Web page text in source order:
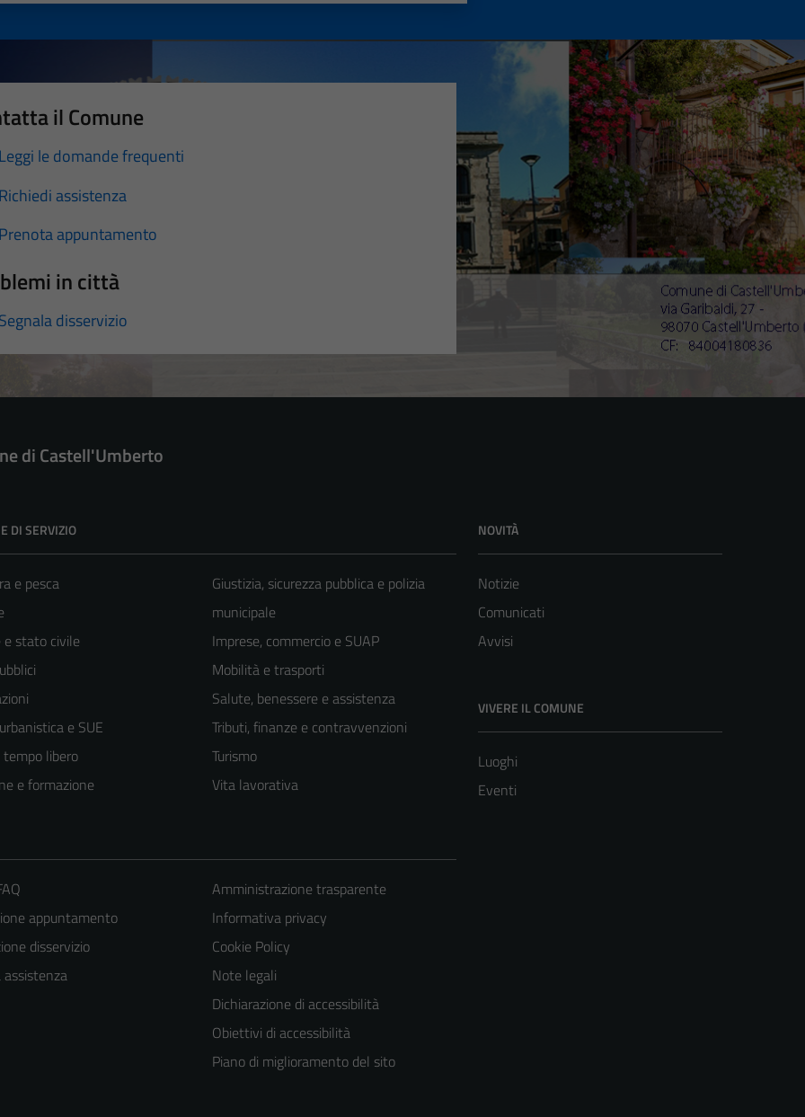
il Comune
le domande frequenti
assistenza
appuntamento
in città
disservizio
di Castell'Umberto
DI SERVIZIO
e pesca
e stato civile
e SUE
libero
e formazione
Giustizia, sicurezza pubblica e polizia
municipale
Imprese, commercio e SUAP
Mobilità e trasporti
Salute, benessere e assistenza
Tributi, finanze e contravvenzioni
Turismo
Vita lavorativa
NOVITÀ
Notizie
Comunicati
Avvisi
VIVERE IL COMUNE
Luoghi
Eventi
appuntamento
disservizio
Amministrazione trasparente
Informativa privacy
Cookie Policy
Note legali
Dichiarazione di accessibilità
Obiettivi di accessibilità
Piano di miglioramento del sito
Tecnici
sono necessari
per il